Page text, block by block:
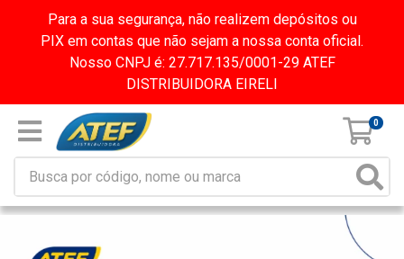
Para a sua segurança, não realizem depósitos ou
PIX em contas que não sejam a nossa conta oficial.
Nosso CNPJ é: 27.717.135/0001-29 ATEF
DISTRIBUIDORA EIRELI
0